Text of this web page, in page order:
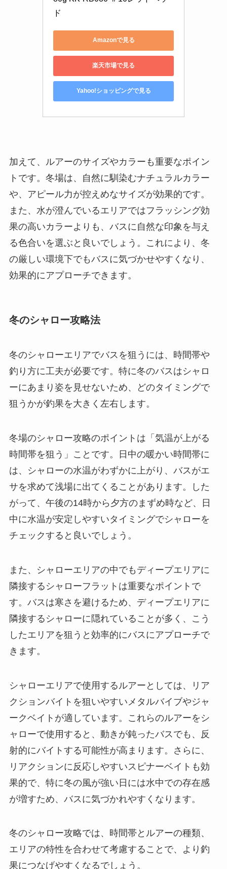
ド
Amazonで見る
楽天市場で見る
Yahoo!ショッピングで見る
加えて、ルアーのサイズやカラーも重要なポイン
トです。冬場は、自然に馴染むナチュラルカラー
や、アピール力が控えめなサイズが効果的です。
また、水が澄んでいるエリアではフラッシング効
果の高いカラーよりも、バスに自然な印象を与え
る色合いを選ぶと良いでしょう。これにより、冬
の厳しい環境下でもバスに気づかせやすくなり、
効果的にアプローチできます。
冬のシャロー攻略法
冬のシャローエリアでバスを狙うには、時間帯や
釣り方に工夫が必要です。特に冬のバスはシャロ
ーにあまり姿を見せないため、どのタイミングで
狙うかが釣果を大きく左右します。
冬場のシャロー攻略のポイントは「気温が上がる
時間帯を狙う」ことです。日中の暖かい時間帯に
は、シャローの水温がわずかに上がり、バスがエ
サを求めて浅場に出てくることがあります。した
がって、午後の14時から夕方のまずめ時など、日
中に水温が安定しやすいタイミングでシャローを
チェックすると良いでしょう。
また、シャローエリアの中でもディープエリアに
隣接するシャローフラットは重要なポイントで
す。バスは寒さを避けるため、ディープエリアに
隣接するシャローに隠れていることが多く、こう
したエリアを狙うと効率的にバスにアプローチで
きます。
シャローエリアで使用するルアーとしては、リア
クションバイトを狙いやすいメタルバイブやジャ
ークベイトが適しています。これらのルアーをシ
ャローで使用すると、動きが鈍ったバスでも、反
射的にバイトする可能性が高まります。さらに、
リアクションに反応しやすいスピナーベイトも効
果的で、特に冬の風が強い日には水中での存在感
が増すため、バスに気づかれやすくなります。
冬のシャロー攻略では、時間帯とルアーの種類、
エリアの特性を合わせて考慮することで、より釣
果につなげやすくなるでしょう。